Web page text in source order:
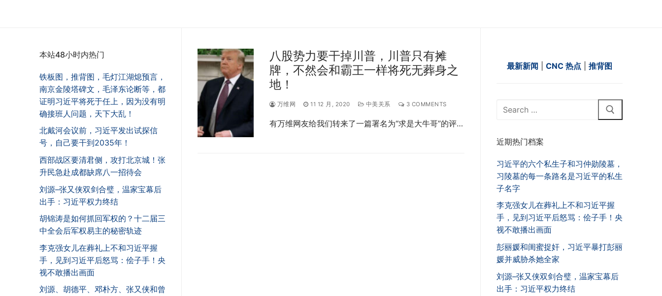
八股势力要干掉川普，川普只有摊
牌，不然会和霸王一样将死无葬身之
地！
万维网 11 12 月, 2020 中美关系 3 COMMENTS
有万维网友给我们转来了一篇署名为“求是大牛哥”的评…
最新新闻 CNC 热点 推背图
Search
近期热门档案
习近平的六个私生子和习仲勋陵墓，
习陵墓的每一条路名是习近平的私生
子名字
李克强女儿在葬礼上不和习近平握
手，见到习近平后怒骂：侩子手！央
视不敢播出画面
彭丽媛和闺蜜捉奸，习近平暴打彭丽
媛并威胁杀她全家
刘源–张又侠双剑合璧，温家宝幕后
出手：习近平权力终结
本站48小时内热门
铁板图，推背图，毛灯江湖熄预言，
南京金陵塔碑文，毛泽东论断等，都
证明习近平将死于任上，因为没有明
确接班人问题，天下大乱！
北戴河会议前，习近平发出试探信
号，自己要干到2035年！
西部战区要清君侧，攻打北京城！张
升民急赴成都缺席八一招待会
刘源–张又侠双剑合璧，温家宝幕后
出手：习近平权力终结
胡锦涛是如何抓回军权的？十二届三
中全会后军权易主的秘密轨迹
李克强女儿在葬礼上不和习近平握
手，见到习近平后怒骂：侩子手！央
视不敢播出画面
刘源、胡德平、邓朴方、张又侠和曾